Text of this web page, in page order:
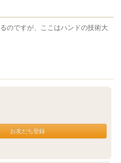
のですが、ここはハンドの技術大